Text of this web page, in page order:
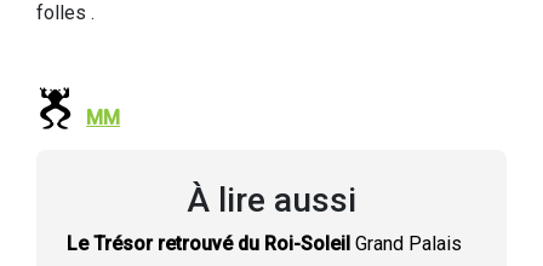
folles .
MM
À lire aussi
Le Trésor retrouvé du Roi-Soleil Grand Palais